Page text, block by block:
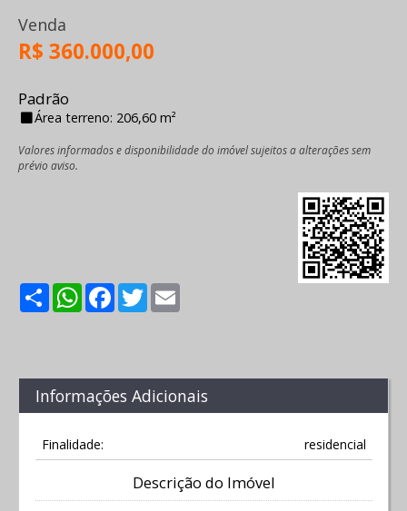
Venda
R$ 360.000,00
Padrão
Área terreno: 206,60 m²
Valores informados e disponibilidade do imóvel sujeitos a alterações sem
prévio aviso.
ShareWhatsApp
Facebook
Twitter
Informações Adicionais
Finalidade: residencial
Descrição do Imóvel